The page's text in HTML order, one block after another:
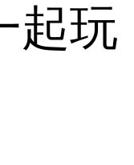
起玩